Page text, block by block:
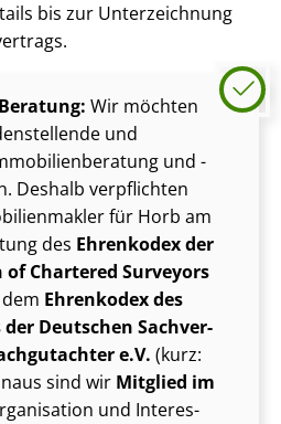
bis zur Unterzeichnung
Wir möchten
und
und -
Deshalb verpflichten
für Horb am
des Ehrenkodex der
Chartered Surveyors
Ehrenkodex des
Deutschen Sach­ver­
e.V. (kurz:
sind wir Mitglied im
und In­ter­es­